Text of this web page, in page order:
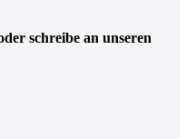
schreibe an unseren